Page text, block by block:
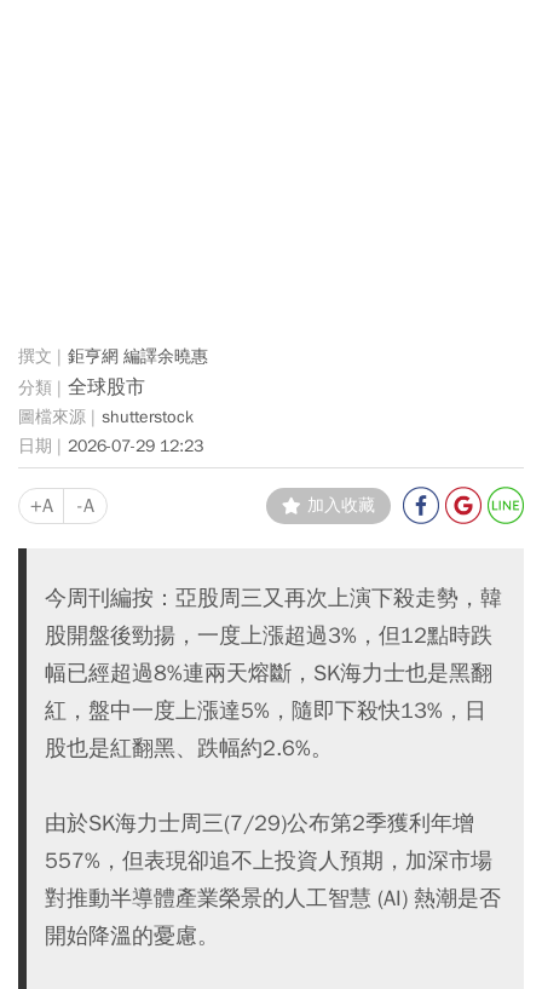
鉅亨網 編譯余曉惠
全球股市
shutterstock
2026-07-29 12:23
+A -A 加入收藏
今周刊編按：亞股周三又再次上演下殺走勢，韓
股開盤後勁揚，一度上漲超過3%，但12點時跌
幅已經超過8%連兩天熔斷，SK海力士也是黑翻
紅，盤中一度上漲達5%，隨即下殺快13%，日
股也是紅翻黑、跌幅約2.6%。
由於SK海力士周三(7/29)公布第2季獲利年增
557%，但表現卻追不上投資人預期，加深市場
對推動半導體產業榮景的人工智慧 (AI) 熱潮是否
開始降溫的憂慮。